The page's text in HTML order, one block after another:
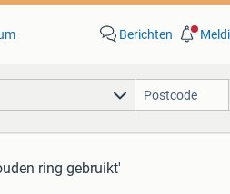
Berichten
ring gebruikt'